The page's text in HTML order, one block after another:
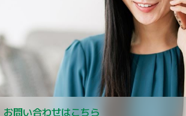
お問い合わせはこちら